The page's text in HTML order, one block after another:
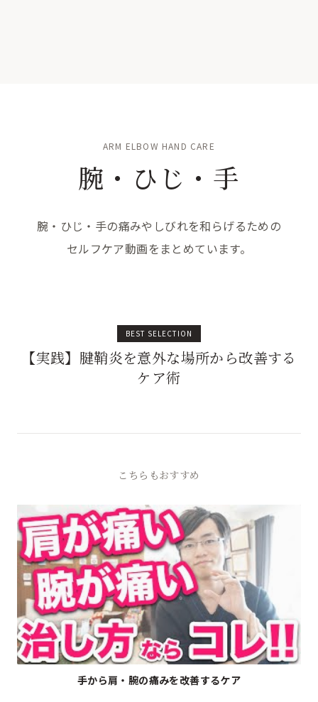
ARM ELBOW HAND CARE
腕・ひじ・手
腕・ひじ・手の痛みやしびれを和らげるための
セルフケア動画をまとめています。
BEST SELECTION
【実践】腱鞘炎を意外な場所から改善する
ケア術
こちらもおすすめ
手から肩・腕の痛みを改善するケア